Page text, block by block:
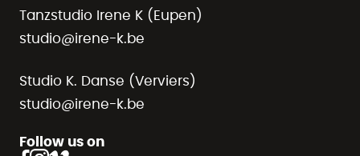
Tanzstudio Irene K (Eupen)
studio@irene-k.be
Studio K. Danse (Verviers)
studio@irene-k.be
Follow us on